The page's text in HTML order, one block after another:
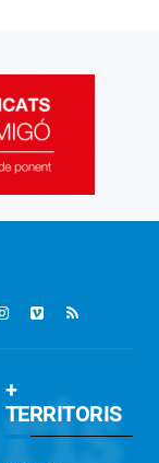
+
TERRITORIS